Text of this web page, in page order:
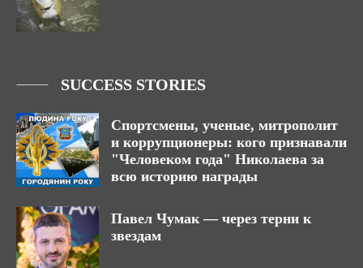
SUCCESS STORIES
Спортсмены, ученые, митрополит
и коррупционеры: кого признавали
"Человеком года" Николаева за
всю историю награды
Павел Чумак — через терни к
звездам